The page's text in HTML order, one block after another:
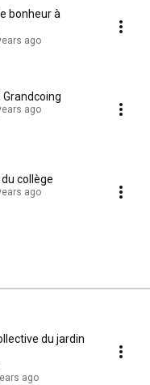
bonheur à
ago
ago
collège
ago
du jardin
ago